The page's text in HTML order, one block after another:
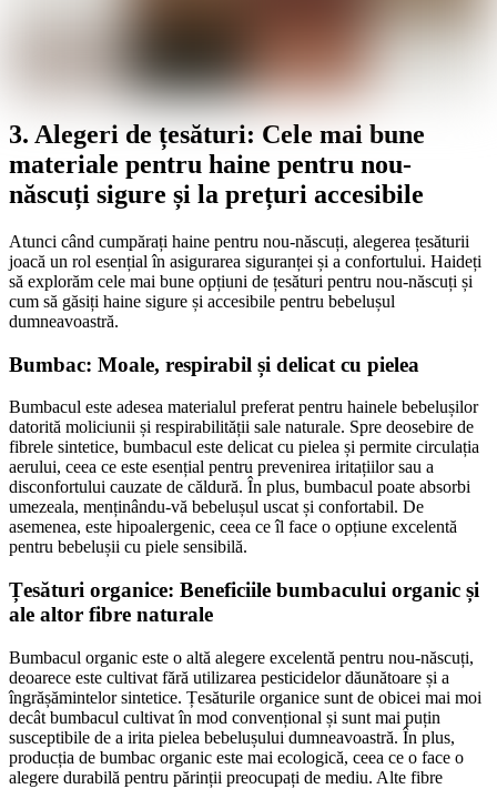
3. Alegeri de țesături: Cele mai bune
materiale pentru haine pentru nou-
născuți sigure și la prețuri accesibile
Atunci când cumpărați haine pentru nou-născuți, alegerea țesăturii
joacă un rol esențial în asigurarea siguranței și a confortului. Haideți
să explorăm cele mai bune opțiuni de țesături pentru nou-născuți și
cum să găsiți haine sigure și accesibile pentru bebelușul
dumneavoastră.
Bumbac: Moale, respirabil și delicat cu pielea
Bumbacul este adesea materialul preferat pentru hainele bebelușilor
datorită moliciunii și respirabilității sale naturale. Spre deosebire de
fibrele sintetice, bumbacul este delicat cu pielea și permite circulația
aerului, ceea ce este esențial pentru prevenirea iritațiilor sau a
disconfortului cauzate de căldură. În plus, bumbacul poate absorbi
umezeala, menținându-vă bebelușul uscat și confortabil. De
asemenea, este hipoalergenic, ceea ce îl face o opțiune excelentă
pentru bebelușii cu piele sensibilă.
Țesături organice: Beneficiile bumbacului organic și
ale altor fibre naturale
Bumbacul organic este o altă alegere excelentă pentru nou-născuți,
deoarece este cultivat fără utilizarea pesticidelor dăunătoare și a
îngrășămintelor sintetice. Țesăturile organice sunt de obicei mai moi
decât bumbacul cultivat în mod convențional și sunt mai puțin
susceptibile de a irita pielea bebelușului dumneavoastră. În plus,
producția de bumbac organic este mai ecologică, ceea ce o face o
alegere durabilă pentru părinții preocupați de mediu. Alte fibre